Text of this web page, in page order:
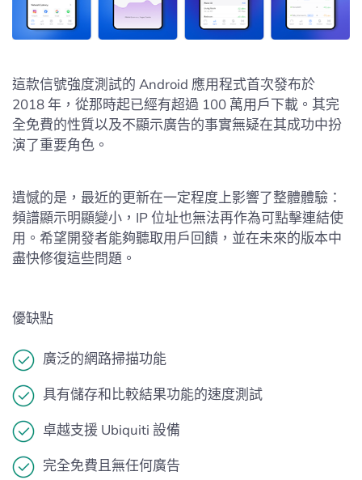
這款信號強度測試的 Android 應用程式首次發布於
2018 年，從那時起已經有超過 100 萬用戶下載。其完
全免費的性質以及不顯示廣告的事實無疑在其成功中扮
演了重要角色。
遺憾的是，最近的更新在一定程度上影響了整體體驗：
頻譜顯示明顯變小，IP 位址也無法再作為可點擊連結使
用。希望開發者能夠聽取用戶回饋，並在未來的版本中
盡快修復這些問題。
優缺點
廣泛的網路掃描功能
具有儲存和比較結果功能的速度測試
卓越支援 Ubiquiti 設備
完全免費且無任何廣告